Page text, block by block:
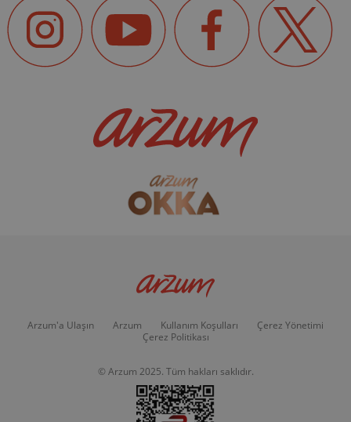
Arzum'a Ulaşın Arzum Kullanım Koşulları
Çerez Yönetimi
Çerez Politikası
© Arzum 2025. Tüm hakları saklıdır.